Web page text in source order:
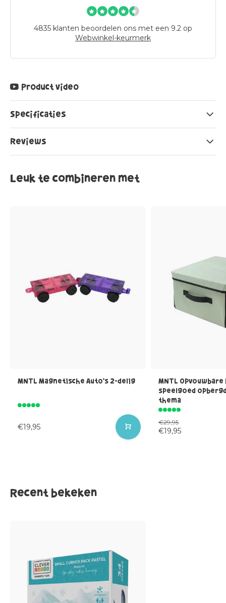
4835 klanten beoordelen ons met een 9.2 op
Webwinkel-keurmerk
Product video
Specificaties
Reviews
Leuk te combineren met
MNTL Magnetische Auto's 2-delig
€19,95
MNTL
speelgoed
thema
€29,95
€19,95
Recent bekeken